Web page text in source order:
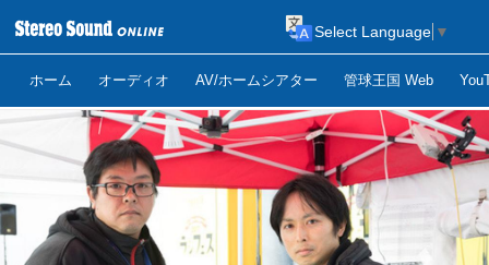
ホーム オーディオ AV/ホームシアター 管球王国 Web
Select Language ▼